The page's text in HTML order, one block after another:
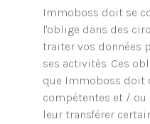
Immoboss doit se
l'oblige dans des
traiter vos données
ses activités. Ces
que Immoboss doit
compétentes et /
leur transférer